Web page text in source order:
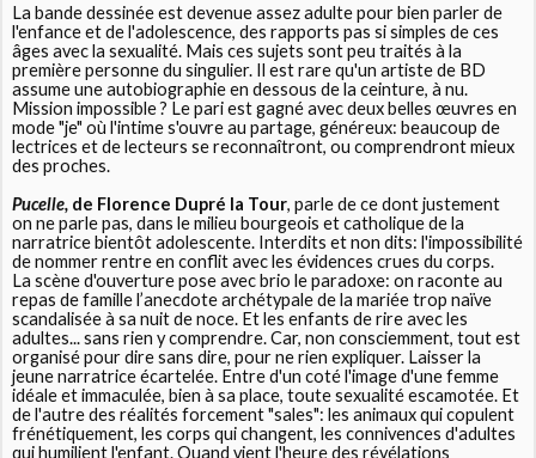
La bande dessinée est devenue assez adulte pour bien parler de
l'enfance et de l'adolescence, des rapports pas si simples de ces
âges avec la sexualité. Mais ces sujets sont peu traités à la
première personne du singulier. Il est rare qu'un artiste de BD
assume une autobiographie en dessous de la ceinture, à nu.
Mission impossible ? Le pari est gagné avec deux belles œuvres en
mode "je" où l'intime s'ouvre au partage, généreux: beaucoup de
lectrices et de lecteurs se reconnaîtront, ou comprendront mieux
des proches.
Pucelle, de Florence Dupré la Tour, parle de ce dont justement
on ne parle pas, dans le milieu bourgeois et catholique de la
narratrice bientôt adolescente. Interdits et non dits: l'impossibilité
de nommer rentre en conflit avec les évidences crues du corps.
La scène d'ouverture pose avec brio le paradoxe: on raconte au
repas de famille l’anecdote archétypale de la mariée trop naïve
scandalisée à sa nuit de noce. Et les enfants de rire avec les
adultes... sans rien y comprendre. Car, non consciemment, tout est
organisé pour dire sans dire, pour ne rien expliquer. Laisser la
jeune narratrice écartelée. Entre d'un coté l'image d'une femme
idéale et immaculée, bien à sa place, toute sexualité escamotée. Et
de l'autre des réalités forcement "sales": les animaux qui copulent
frénétiquement, les corps qui changent, les connivences d'adultes
qui humilient l'enfant. Quand vient l'heure des révélations